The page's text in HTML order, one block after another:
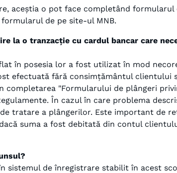
aceștia o pot face completând
de pe site-ul MNB.
la o tranzacție cu cardul bancar care
în posesia lor a fost utilizat în mod
efectuată fără consimțământul clientului
"Formularului de plângeri
În cazul în care problema
tratare a plângerilor. Este important de
suma a fost debitată din contul
sistemul de înregistrare stabilit în acest